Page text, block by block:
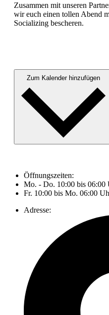
Zusammen mit unseren
wir euch einen tollen Abend
Socializing bescheren.
Öffnungszeiten:
Mo. - Do. 10:00 bis 06:00
Fr. 10:00 bis Mo. 06:00
Adresse: